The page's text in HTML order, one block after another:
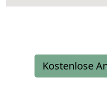
Kostenlose